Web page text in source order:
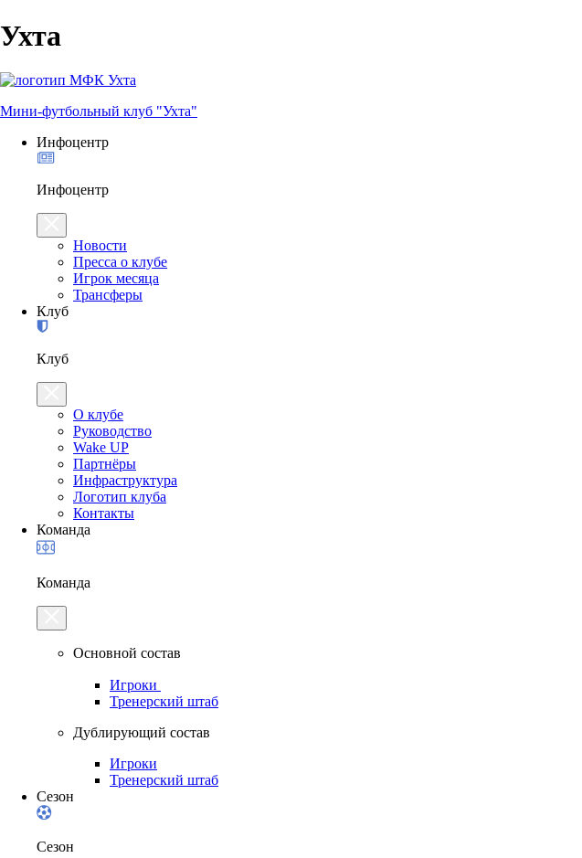
Ухта
Мини-футбольный клуб "Ухта"
Инфоцентр
Инфоцентр
Новости
Пресса о клубе
Игрок месяца
Трансферы
Клуб
Клуб
О клубе
Руководство
Wake UP
Партнёры
Инфраструктура
Логотип клуба
Контакты
Команда
Команда
Основной состав
Игроки
Тренерский штаб
Дублирующий состав
Игроки
Тренерский штаб
Сезон
Сезон